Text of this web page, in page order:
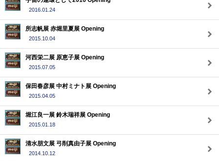
2016.01.24
所志帆展 赤堀里夏展 Opening
2015.10.04
河西栄二展 原恵子展 Opening
2015.07.05
保田春彦展 中村ミナト展 Opening
2015.04.05
堀江良一展 鈴木瑞祥展 Opening
2015.01.18
清水朋文展 弓削真由子展 Opening
2014.10.12